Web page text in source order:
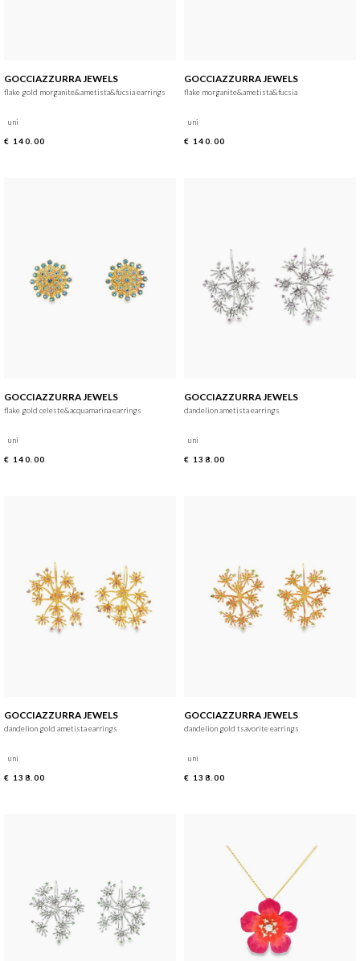
GOCCIAZZURRA JEWELS
flake gold morganite&ametista&fucsia earrings
uni
€ 140.00
GOCCIAZZURRA JEWELS
flake morganite&ametista&fucsia
uni
€ 140.00
GOCCIAZZURRA JEWELS
flake gold celeste&acquamarina earrings
uni
€ 140.00
GOCCIAZZURRA JEWELS
dandelion ametista earrings
uni
€ 138.00
GOCCIAZZURRA JEWELS
dandelion gold ametista earrings
uni
€ 138.00
GOCCIAZZURRA JEWELS
dandelion gold tsavorite earrings
uni
€ 138.00